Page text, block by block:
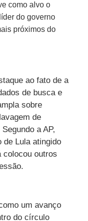
como alvo o
do governo
próximos do
ao fato de a
de busca e
sobre
de
a AP,
de Lula atingido
colocou outros
um avanço
do círculo